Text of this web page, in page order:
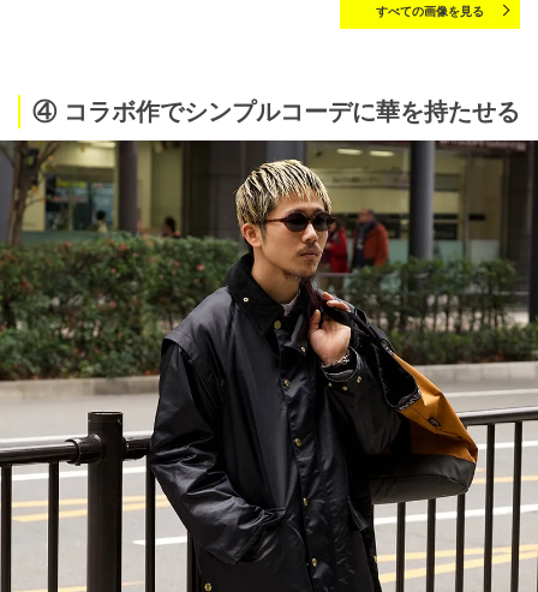
すべての画像を見る
④ コラボ作でシンプルコーデに華を持たせる